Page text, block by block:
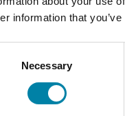
information that
Necessary
und Nachteile ein,
Radtyps